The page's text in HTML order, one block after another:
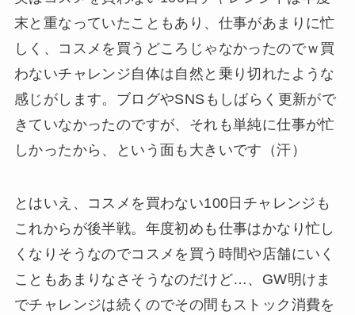
末と重なっていたこともあり、仕事があまりに忙
しく、コスメを買うどころじゃなかったのでｗ買
わないチャレンジ自体は自然と乗り切れたような
感じがします。ブログやSNSもしばらく更新がで
きていなかったのですが、それも単純に仕事が忙
しかったから、という面も大きいです（汗）
とはいえ、コスメを買わない100日チャレンジも
これからが後半戦。年度初めも仕事はかなり忙し
くなりそうなのでコスメを買う時間や店舗にいく
こともあまりなさそうなのだけど…、GW明けま
でチャレンジは続くのでその間もストック消費を